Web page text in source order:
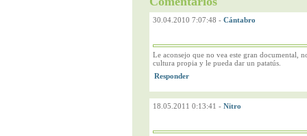
30.04.2010 7:07:48 - Cántabro
Le aconsejo que no vea este gran documental,
cultura propia y le pueda dar un patatús.
18.05.2011 0:13:41 - Nitro